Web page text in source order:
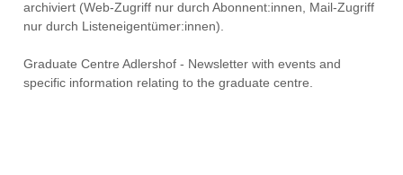
archiviert (Web-Zugriff nur durch Abonnent:innen, Mail-Zugriff
nur durch Listeneigentümer:innen).
Graduate Centre Adlershof - Newsletter with events and
specific information relating to the graduate centre.